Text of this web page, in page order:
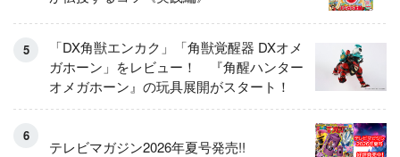
「DX角獣エンカク」「角獣覚醒器 DXオメ
ガホーン」をレビュー！ 『角醒ハンター
オメガホーン』の玩具展開がスタート！
テレビマガジン2026年夏号発売!!